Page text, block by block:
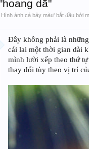
dã"
ảnh cá bảy màu' bắt đầu bởi
Đây không phải là
cái lai một thời gian dài
mình lười xếp theo thứ
thay đổi tùy theo vị trí